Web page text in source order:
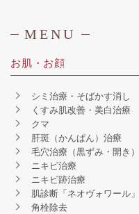
MENU
お肌・お顔
シミ治療・そばかす消し
くすみ肌改善・美白治療
クマ
肝斑（かんぱん）治療
毛穴治療（黒ずみ・開き）
ニキビ治療
ニキビ跡治療
肌診断「ネオヴォワール」
角栓除去